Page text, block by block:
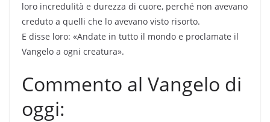
loro incredulità e durezza di cuore, perché non avevano
creduto a quelli che lo avevano visto risorto.
E disse loro: «Andate in tutto il mondo e proclamate il
Vangelo a ogni creatura».
Commento al Vangelo di
oggi: